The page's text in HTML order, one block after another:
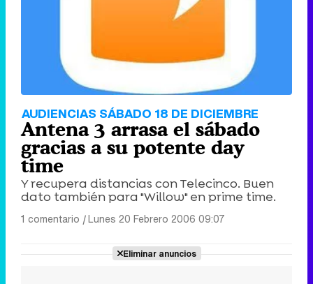
AUDIENCIAS SÁBADO 18 DE DICIEMBRE
Antena 3 arrasa el sábado
gracias a su potente day
time
Y recupera distancias con Telecinco. Buen
dato también para "Willow" en prime time.
1 comentario |Lunes 20 Febrero 2006 09:07
Eliminar anuncios